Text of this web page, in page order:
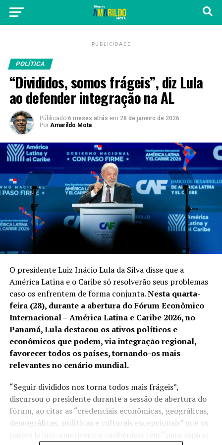
PUBLICIDADE
POLÍTICA
“Divididos, somos frágeis”, diz Lula
ao defender integração na AL
Públicado 6 meses atrás em 28 de janeiro de 2026
Por Amarildo Mota
O presidente Luiz Inácio Lula da Silva disse que a
América Latina e o Caribe só resolverão seus problemas
caso os enfrentem de forma conjunta.Nesta quarta-
feira (28), durante a abertura do Fórum Econômico
Internacional – América Latina e Caribe 2026, no
Panamá, Lula destacou os ativos políticos e
econômicos que podem, via integração regional,
favorecer todos os países, tornando-os mais
relevantes no cenário mundial.
“Seguir divididos nos torna todos mais frágeis”,
discursou o presidente durante a sessão de abertura do
fórum, ao citar as “credenciais econômicas, geográficas,
demográficas, políticas e culturais excepcionais” que os